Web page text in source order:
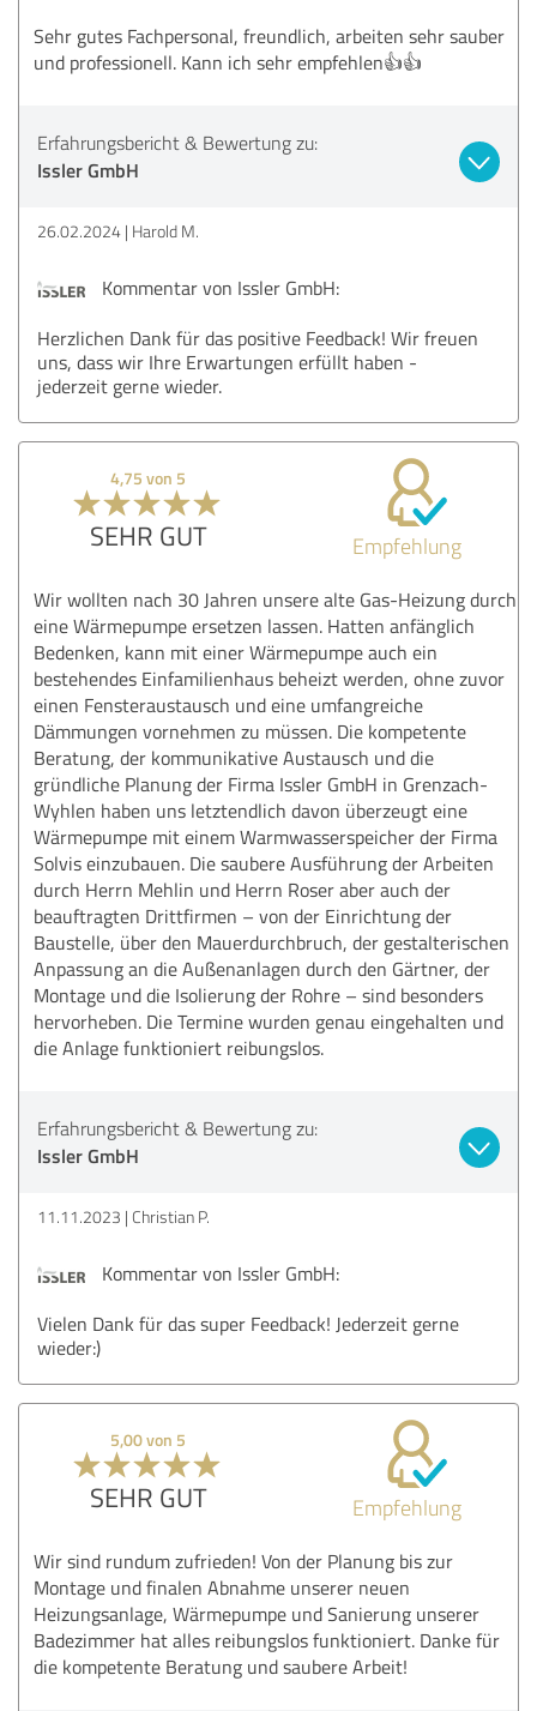
Sehr gutes Fachpersonal, freundlich, arbeiten sehr sauber
und professionell. Kann ich sehr empfehlen👍👍
Erfahrungsbericht & Bewertung zu:
Issler GmbH
26.02.2024 Harold M.
Kommentar von Issler GmbH:
Herzlichen Dank für das positive Feedback! Wir freuen
uns, dass wir Ihre Erwartungen erfüllt haben -
jederzeit gerne wieder.
4,75 von 5
SEHR GUT Empfehlung
Wir wollten nach 30 Jahren unsere alte Gas-Heizung durch
eine Wärmepumpe ersetzen lassen. Hatten anfänglich
Bedenken, kann mit einer Wärmepumpe auch ein
bestehendes Einfamilienhaus beheizt werden, ohne zuvor
einen Fensteraustausch und eine umfangreiche
Dämmungen vornehmen zu müssen. Die kompetente
Beratung, der kommunikative Austausch und die
gründliche Planung der Firma Issler GmbH in Grenzach-
Wyhlen haben uns letztendlich davon überzeugt eine
Wärmepumpe mit einem Warmwasserspeicher der Firma
Solvis einzubauen. Die saubere Ausführung der Arbeiten
durch Herrn Mehlin und Herrn Roser aber auch der
beauftragten Drittfirmen – von der Einrichtung der
Baustelle, über den Mauerdurchbruch, der gestalterischen
Anpassung an die Außenanlagen durch den Gärtner, der
Montage und die Isolierung der Rohre – sind besonders
hervorheben. Die Termine wurden genau eingehalten und
die Anlage funktioniert reibungslos.
Erfahrungsbericht & Bewertung zu:
Issler GmbH
11.11.2023 Christian P.
Kommentar von Issler GmbH:
Vielen Dank für das super Feedback! Jederzeit gerne
wieder:)
5,00 von 5
SEHR GUT Empfehlung
Wir sind rundum zufrieden! Von der Planung bis zur
Montage und finalen Abnahme unserer neuen
Heizungsanlage, Wärmepumpe und Sanierung unserer
Badezimmer hat alles reibungslos funktioniert. Danke für
die kompetente Beratung und saubere Arbeit!